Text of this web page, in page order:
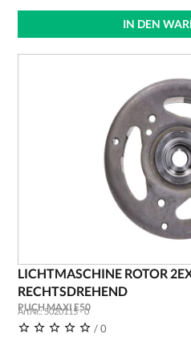
IN DEN
LICHTMASCHINE ROTOR
RECHTSDREHEND
PUCH MAXI E50
ArtNr.: 5020115 - 0
/ 0